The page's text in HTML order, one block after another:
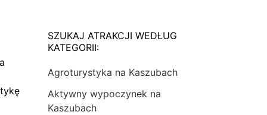
SZUKAJ ATRAKCJI WEDŁUG
KATEGORII:
Agroturystyka na Kaszubach
Aktywny wypoczynek na
Kaszubach